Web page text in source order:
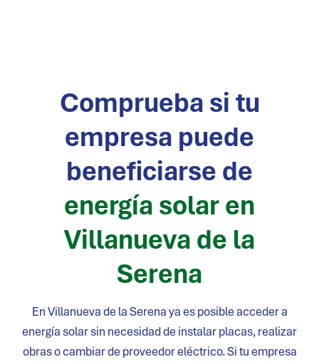
Comprueba si tu
empresa puede
beneficiarse de
energía solar en
Villanueva de la
Serena
EnVillanueva de la Serenaya es posible acceder a
energía solar sin necesidad de instalar placas, realizar
obras o cambiar de proveedor eléctrico. Si tu empresa